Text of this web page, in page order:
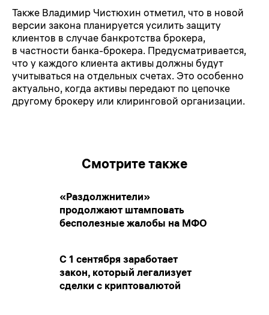
Также Владимир Чистюхин отметил, что в новой
версии закона планируется усилить защиту
клиентов в случае банкротства брокера,
в частности банка-брокера. Предусматривается,
что у каждого клиента активы должны будут
учитываться на отдельных счетах. Это особенно
актуально, когда активы передают по цепочке
другому брокеру или клиринговой организации.
Смотрите также
«Раздолжнители»
продолжают штамповать
бесполезные жалобы на МФО
С 1 сентября заработает
закон, который легализует
сделки с криптовалютой